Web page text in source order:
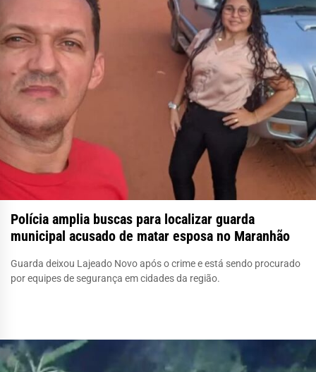
Polícia amplia buscas para localizar guarda
municipal acusado de matar esposa no Maranhão
Guarda deixou Lajeado Novo após o crime e está sendo procurado
por equipes de segurança em cidades da região.